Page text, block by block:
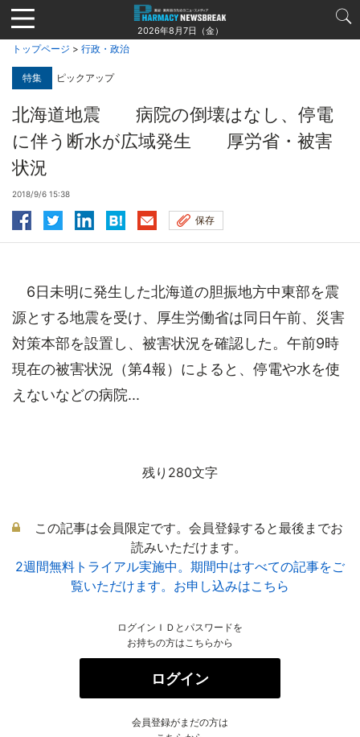
Jump
to
navigation
2026年8月7日（金）
トップページ > 行政・政治
特集 ピックアップ
北海道地震 病院の倒壊はなし、停電
に伴う断水が広域発生 厚労省・被害
状況
2018/9/6 15:38
保存
6日未明に発生した北海道の胆振地方中東部を震
源とする地震を受け、厚生労働省は同日午前、災害
対策本部を設置し、被害状況を確認した。午前9時
現在の被害状況（第4報）によると、停電や水を使
えないなどの病院...
残り280文字
この記事は会員限定です。会員登録すると最後までお
読みいただけます。
2週間無料トライアル実施中。期間中はすべての記事をご
覧いただけます。お申し込みはこちら
ログインＩＤとパスワードを
お持ちの方はこちらから
ログイン
会員登録がまだの方は